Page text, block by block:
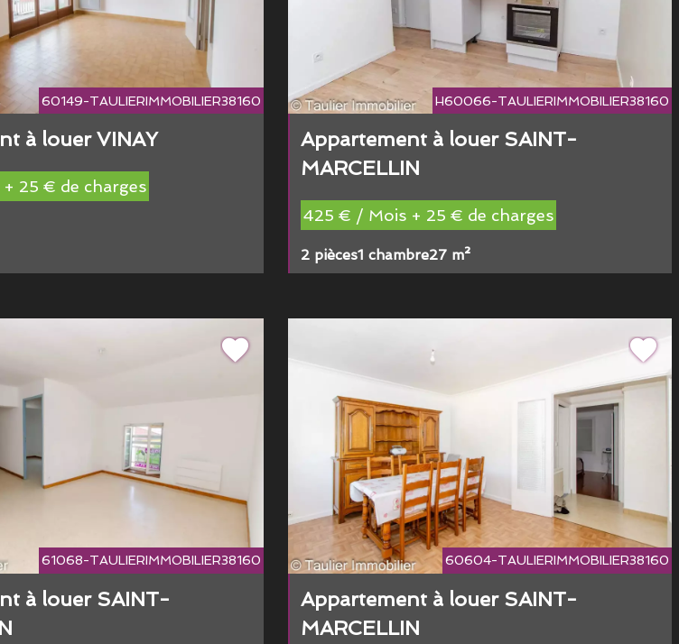
60149-TAULIERIMMOBILIER38160
à louer VINAY
25 € de charges
H60066-TAULIERIMMOBILIER38160
Appartement à louer SAINT-
MARCELLIN
425 € / Mois + 25 € de charges
2 pièces1 chambre27 m²
61068-TAULIERIMMOBILIER38160
à louer SAINT-
60604-TAULIERIMMOBILIER38160
Appartement à louer SAINT-
MARCELLIN